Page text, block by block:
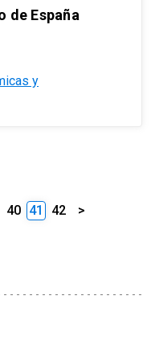
de España
y
40 41 42 >